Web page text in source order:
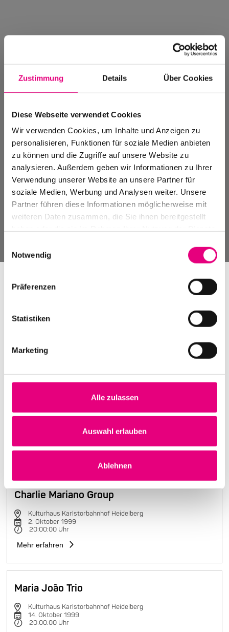
Zustimmung Details Über Cookies
Diese Webseite verwendet Cookies
Wir verwenden Cookies, um Inhalte und Anzeigen zu
personalisieren, Funktionen für soziale Medien anbieten
zu können und die Zugriffe auf unsere Website zu
analysieren. Außerdem geben wir Informationen zu Ihrer
Verwendung unserer Website an unsere Partner für
soziale Medien, Werbung und Analysen weiter. Unsere
Partner führen diese Informationen möglicherweise mit
weiteren Daten zusammen, die Sie ihnen bereitgestellt
Notwendig
Präferenzen
Statistiken
Marketing
Alle zulassen
Auswahl erlauben
Ablehnen
Events Archiv
Vergangene Veranstaltungen, Festivals
und Spielstätten
Nightmares on Wax
Mehr erfahren
Charlie Mariano Group
Kulturhaus Karlstorbahnhof Heidelberg
2. Oktober 1999
20:00:00 Uhr
Mehr erfahren
Maria João Trio
Kulturhaus Karlstorbahnhof Heidelberg
14. Oktober 1999
20:00:00 Uhr